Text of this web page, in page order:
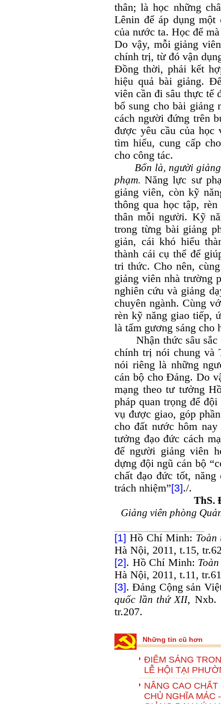
thân; là học những
Lênin để áp dụng một
của nước ta. Học để
Do vậy, mỗi giảng
chính trị, từ đó vận
Đồng thời, phải kết
hiệu quả bài giảng.
viên cần đi sâu thực tế
bổ sung cho bài giảng
cách người đứng trên
được yêu cầu của học
tìm hiểu, cung cấp
cho công tác.
Bốn là, người giảng
phạm.Năng lực sư
giảng viên, còn kỹ
thông qua học tập,
thân mỗi người. Kỹ
trong từng bài giảng
giản, cái khó hiểu
thành cái cụ thể để
tri thức. Cho nên,
giảng viên nhà trường
nghiên cứu và giảng
chuyên ngành. Cùng
rèn kỹ năng giao tiếp,
là tấm gương sáng cho
Nhận thức sâu sắc
chính trị nói chung và
nói riêng là những
cán bộ cho Đảng. Do
mạng theo tư tưởng
pháp quan trọng để
vụ được giao, góp
cho đất nước hôm
tưởng đạo đức cách
để người giảng viên
dựng đội ngũ cán bộ
chất đạo đức tốt,
trách nhiệm”[3]./.
ThS.
Giảng viên phòng
[1] Hồ Chí Minh: Toàn
Hà Nội, 2011, t.15,
[2]. Hồ Chí Minh:
Hà Nội, 2011, t.11,
[3]. Đảng Cộng sản
quốc lần thứ XII, Nxb.
tr.207.
Những tin cũ hơn
ĐIỂM SÁNG
LỄ HỘI TẠI
NÂNG CAO
CHỦ NGHĨA MÁC